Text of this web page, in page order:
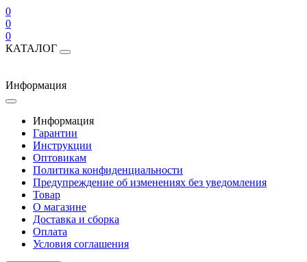
0
0
0
КАТАЛОГ
Информация
Информация
Гарантии
Инструкции
Оптовикам
Политика конфиденциальности
Предупреждение об изменениях без уведомления
Товар
О магазине
Доставка и сборка
Оплата
Условия соглашения